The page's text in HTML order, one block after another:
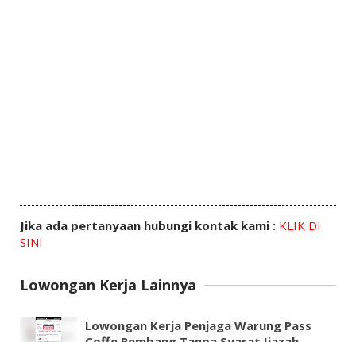
Jika ada pertanyaan hubungi kontak kami : KLIK DI
SINI
Lowongan Kerja Lainnya
Lowongan Kerja Penjaga Warung Pass